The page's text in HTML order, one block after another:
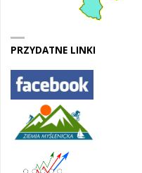
PRZYDATNE LINKI